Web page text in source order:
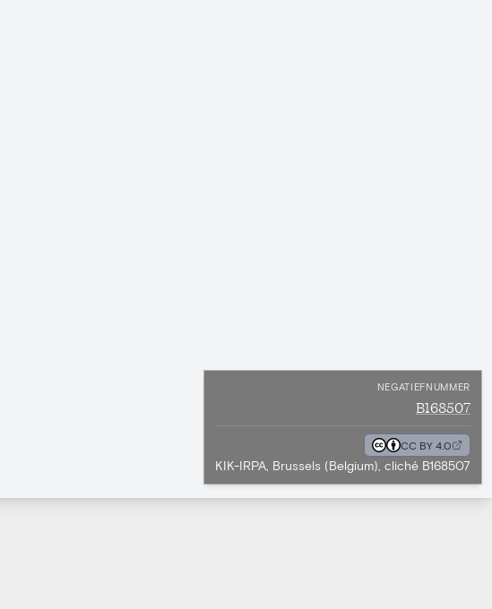
NEGATIEFNUMMER
B168507
CC BY 4.0
KIK-IRPA, Brussels (Belgium), cliché B168507